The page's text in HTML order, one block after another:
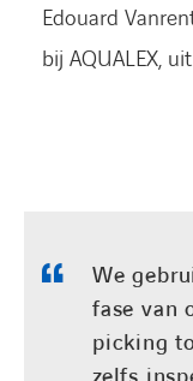
Edouard
bij AQUALEX,
We
fase van
picking